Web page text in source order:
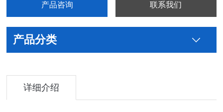
产品咨询 联系我们
产品分类
详细介绍